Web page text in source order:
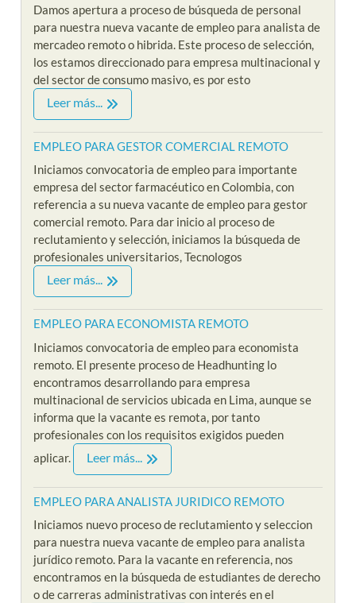
Damos apertura a proceso de búsqueda de personal
para nuestra nueva vacante de empleo para analista de
mercadeo remoto o hibrida. Este proceso de selección,
los estamos direccionado para empresa multinacional y
del sector de consumo masivo, es por esto
Leer más...
EMPLEO PARA GESTOR COMERCIAL REMOTO
Iniciamos convocatoria de empleo para importante
empresa del sector farmacéutico en Colombia, con
referencia a su nueva vacante de empleo para gestor
comercial remoto. Para dar inicio al proceso de
reclutamiento y selección, iniciamos la búsqueda de
profesionales universitarios, Tecnologos
Leer más...
EMPLEO PARA ECONOMISTA REMOTO
Iniciamos convocatoria de empleo para economista
remoto. El presente proceso de Headhunting lo
encontramos desarrollando para empresa
multinacional de servicios ubicada en Lima, aunque se
informa que la vacante es remota, por tanto
profesionales con los requisitos exigidos pueden
aplicar.
Leer más...
EMPLEO PARA ANALISTA JURIDICO REMOTO
Iniciamos nuevo proceso de reclutamiento y seleccion
para nuestra nueva vacante de empleo para analista
jurídico remoto. Para la vacante en referencia, nos
encontramos en la búsqueda de estudiantes de derecho
o de carreras administrativas con interés en el